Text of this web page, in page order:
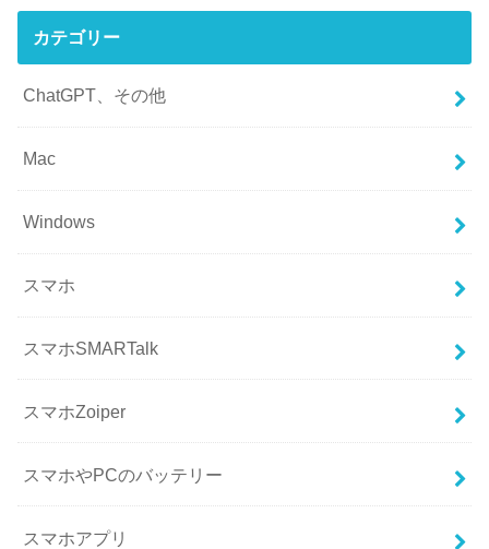
カテゴリー
ChatGPT、その他
Mac
Windows
スマホ
スマホSMARTalk
スマホZoiper
スマホやPCのバッテリー
スマホアプリ